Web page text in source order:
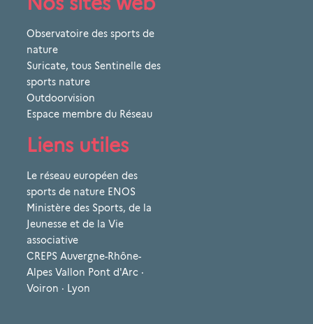
Observatoire des sports de
nature
Suricate, tous Sentinelle des
sports nature
Outdoorvision
Espace membre du Réseau
Liens utiles
Le réseau européen des
sports de nature ENOS
Ministère des Sports, de la
Jeunesse et de la Vie
associative
CREPS Auvergne-Rhône-
Alpes Vallon Pont d'Arc ·
Voiron · Lyon